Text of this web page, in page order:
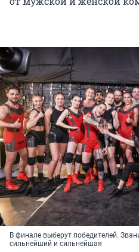
В финале выберут победителей.
сильнейший и сильнейшая